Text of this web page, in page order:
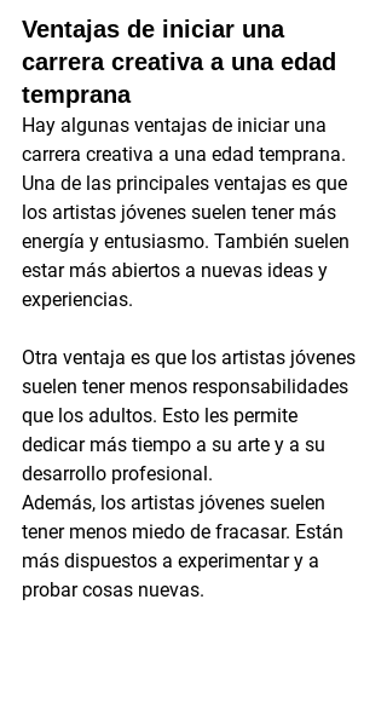
Ventajas de iniciar una
carrera creativa a una edad
temprana
Hay algunas ventajas de iniciar una
carrera creativa a una edad temprana.
Una de las principales ventajas es que
los artistas jóvenes suelen tener más
energía y entusiasmo. También suelen
estar más abiertos a nuevas ideas y
experiencias.
Otra ventaja es que los artistas jóvenes
suelen tener menos responsabilidades
que los adultos. Esto les permite
dedicar más tiempo a su arte y a su
desarrollo profesional.
Además, los artistas jóvenes suelen
tener menos miedo de fracasar. Están
más dispuestos a experimentar y a
probar cosas nuevas.